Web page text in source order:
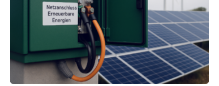
Projekt startete am 15. Oktober 2025, hat eine Laufzeit
von drei Jahren und ein Gesamtvolumen von rund 2,9
Millionen Euro, wovon 2,6 Millionen Euro durch das
Ministerium für Umwelt, Klima und…